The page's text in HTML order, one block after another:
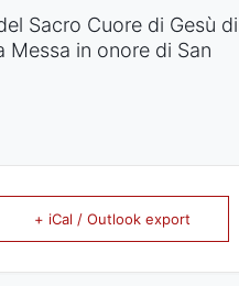
Sacro Cuore di Gesù di
Messa in onore di San
+ iCal / Outlook export